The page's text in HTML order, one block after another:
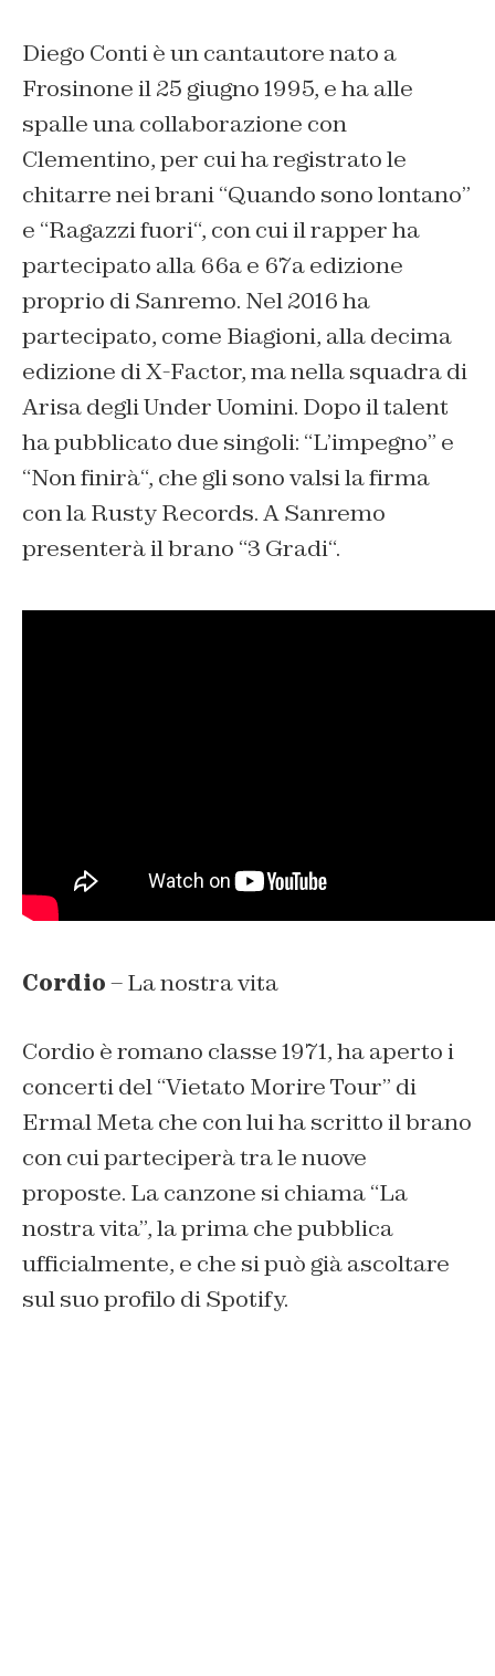
Diego Conti è un cantautore nato a
Frosinone il 25 giugno 1995, e ha alle
spalle una collaborazione con
Clementino, per cui ha registrato le
chitarre nei brani “Quando sono lontano”
e “Ragazzi fuori“, con cui il rapper ha
partecipato alla 66a e 67a edizione
proprio di Sanremo. Nel 2016 ha
partecipato, come Biagioni, alla decima
edizione di X-Factor, ma nella squadra di
Arisa degli Under Uomini. Dopo il talent
ha pubblicato due singoli: “L’impegno” e
“Non finirà“, che gli sono valsi la firma
con la Rusty Records. A Sanremo
presenterà il brano “3 Gradi“.
Cordio– La nostra vita
Cordio è romano classe 1971, ha aperto i
concerti del “Vietato Morire Tour” di
Ermal Meta che con lui ha scritto il brano
con cui parteciperà tra le nuove
proposte. La canzone si chiama “La
nostra vita”, la prima che pubblica
ufficialmente, e che si può già ascoltare
sul suo profilo di Spotify.